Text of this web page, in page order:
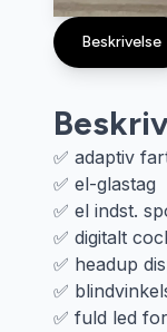
Beskrivelse
✅ adaptiv
✅ el-glastag
✅ el indst.
✅ digitalt
✅ headup
✅
✅ fuld led